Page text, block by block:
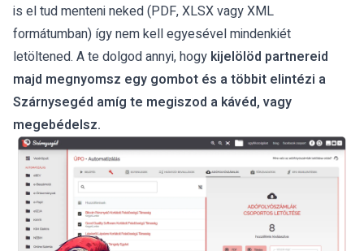
is el tud menteni neked (PDF, XLSX vagy XML
formátumban) így nem kell egyesével mindenkiét
letöltened. A te dolgod annyi, hogy kijelölöd partnereid
majd megnyomsz egy gombot és a többit elintézi a
Szárnysegéd amíg te megiszod a kávéd, vagy
megebédelsz.